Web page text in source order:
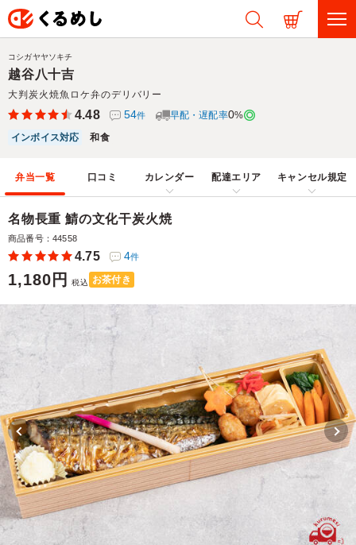
越谷八十吉
大判炭火焼魚ロケ弁のデリバリー
コシガヤヤソキチ
4.48 54件 早配・遅配率0%
インボイス対応
和食
弁当一覧 口コミ カレンダー 配達エリア キャンセル規定
名物長重 鯖の文化干炭火焼
商品番号：44558
4.75 4件
1,180円 税込 お茶付き